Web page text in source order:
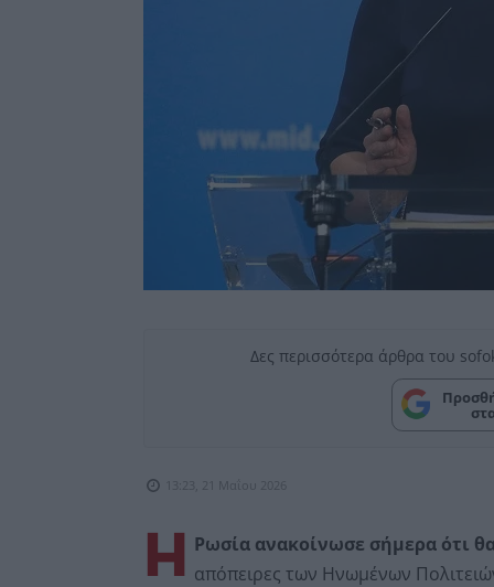
Δες περισσότερα άρθρα του
13:23, 21 Μαΐου 2026
Η Ρωσία ανακοίνωσε σήμερα ότι
απόπειρες των Ηνωμένων